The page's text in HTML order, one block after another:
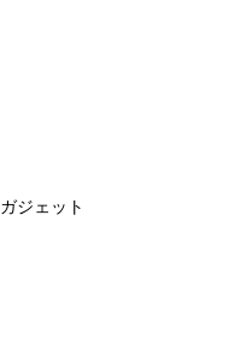
ガジェット